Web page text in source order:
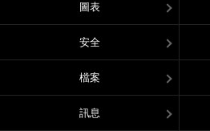
圖表
安全
檔案
訊息